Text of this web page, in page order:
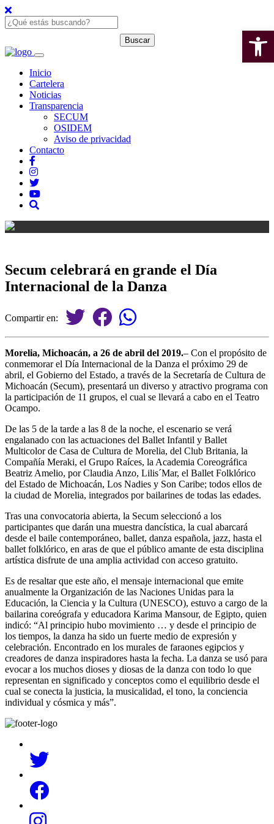
Inicio
Cartelera
Noticias
Transparencia
SECUM
OSIDEM
Aviso de privacidad
Contacto
Secum celebrará en grande el Día
Internacional de la Danza
Compartir en:
Morelia, Michoacán, a 26 de abril del 2019.– Con el propósito de
conmemorar el Día Internacional de la Danza el próximo 29 de
abril, el Gobierno del Estado, a través de la Secretaría de Cultura de
Michoacán (Secum), presentará un diverso y atractivo programa con
la participación de 11 grupos, el cual se llevará a cabo en el Teatro
Ocampo.
De las 5 de la tarde a las 8 de la noche, el escenario se verá
engalanado con las actuaciones del Ballet Infantil y Ballet
Multicolor de Casa de Cultura de Morelia, del Club Britania, la
Compañía Meraki, el Grupo Raíces, la Academia Coreográfica
Beatriz Amelio, por Claudia Anzo, Lilis´Mar, el Ballet Folklórico
del Estado de Michoacán, Los Nadies y Son Caribe; todos ellos de
la ciudad de Morelia, integrados por bailarines de todas las edades.
Tras una convocatoria abierta, la Secum seleccionó a los
participantes que darán una muestra dancística, la cual abarcará
desde el baile contemporáneo, ballet, danza española, jazz, hasta el
ballet folklórico, en aras de que el público amante de esta disciplina
artística disfrute de una amplia actividad con acceso gratuito.
Es de resaltar que este año, el mensaje internacional que emite
anualmente la Organización de las Naciones Unidas para la
Educación, la Ciencia y la Cultura (UNESCO), estuvo a cargo de la
bailarina coreógrafa y educadora Karima Mansour, de Egipto, quien
indicó: “Al principio hubo movimiento … y desde el principio de
los tiempos, la danza ha sido un fuerte medio de expresión y
celebración. Encontrado en los murales de faraones egipcios y
creadores de danza inspiradores hasta la fecha. La danza se usó para
evocar a los muchos dioses y diosas de la danza con todo lo que
representan en significado y conceptos como el equilibrio desde el
cual se conecta la justicia, la musicalidad, el tono, la conciencia
individual y cósmica y más”.